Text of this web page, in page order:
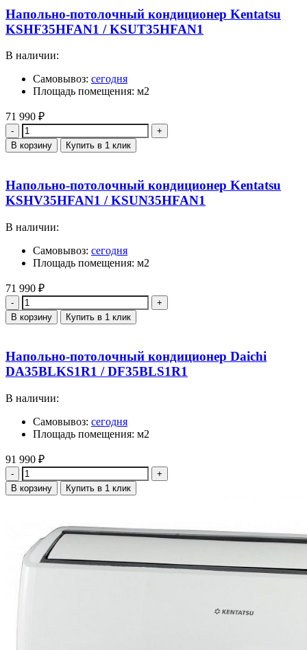
Напольно-потолочный кондиционер Kentatsu
KSHF35HFAN1 / KSUT35HFAN1
В наличии:
Самовывоз: сегодня
Площадь помещения: м2
71 990 ₽
Количество
В корзину Купить в 1 клик
Напольно-потолочный кондиционер Kentatsu
KSHV35HFAN1 / KSUN35HFAN1
В наличии:
Самовывоз: сегодня
Площадь помещения: м2
71 990 ₽
Количество
В корзину Купить в 1 клик
Напольно-потолочный кондиционер Daichi
DA35BLKS1R1 / DF35BLS1R1
В наличии:
Самовывоз: сегодня
Площадь помещения: м2
91 990 ₽
Количество
В корзину Купить в 1 клик